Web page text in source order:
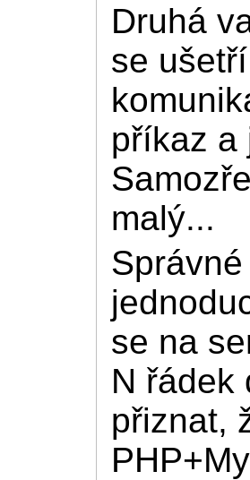
Druhá
se
příkaz a
malý...
se na
N řádek
přiznat,